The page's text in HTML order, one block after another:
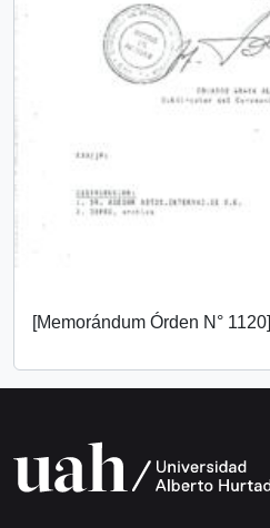
[Memorándum Órden N° 1120]